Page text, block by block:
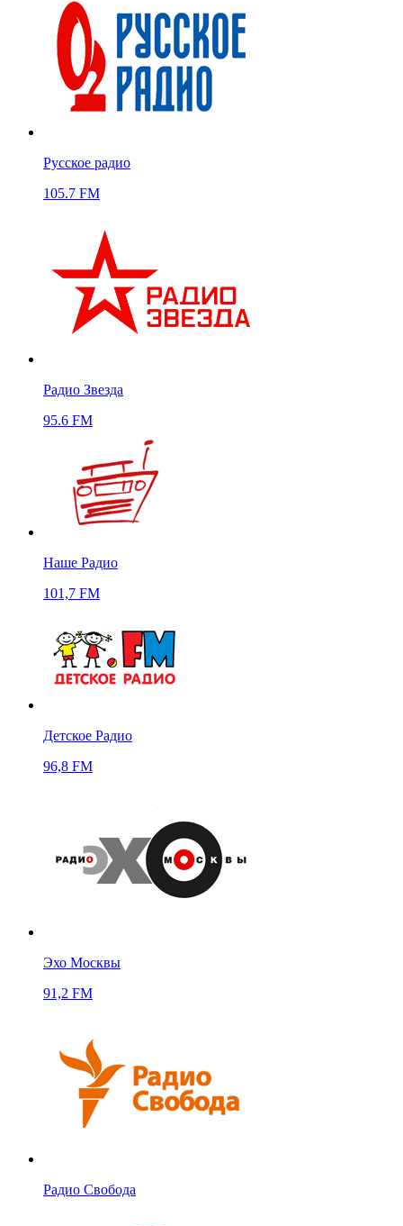
Русское радио
105.7 FM
Радио Звезда
95.6 FM
Наше Радио
101,7 FM
Детское Радио
96,8 FM
Эхо Москвы
91,2 FM
Радио Свобода